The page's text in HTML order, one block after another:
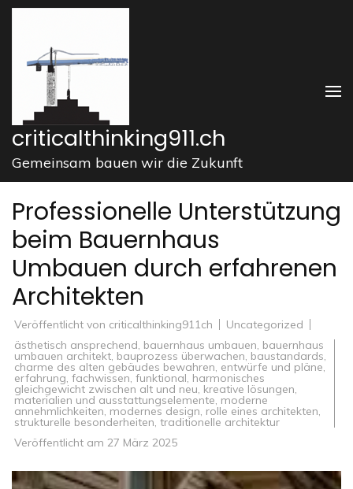
Zum
springen
drücken)
criticalthinking911.ch
Gemeinsam bauen wir die Zukunft
Professionelle Unterstützung
beim Bauernhaus
Umbauen durch erfahrenen
Architekten
Veröffentlicht von criticalthinking911ch
Uncategorized
ästhetisch ansprechend, bauernhaus umbauen, bauernhaus
umbauen architekt, bauprozess überwachen, baustandards,
charme des alten gebäudes bewahren, entwürfe und pläne,
erfahrung, fachwissen, funktional, harmonisches
gleichgewicht zwischen alt und neu, kreative lösungen,
materialien und ausstattungselemente, moderne
annehmlichkeiten, modernes design, rolle eines architekten,
strukturelle besonderheiten, traditionelle architektur
Veröffentlicht am 27 März 2025